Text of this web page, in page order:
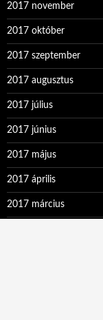
2017 november
2017 október
2017 szeptember
2017 augusztus
2017 július
2017 június
2017 május
2017 április
2017 március